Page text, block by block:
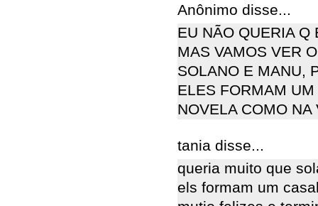
Anônimo disse...
EU NÃO QUERIA Q
MAS VAMOS VER
SOLANO E MANU,
ELES FORMAM
NOVELA COMO NA
tania disse...
queria muito que
els formam um